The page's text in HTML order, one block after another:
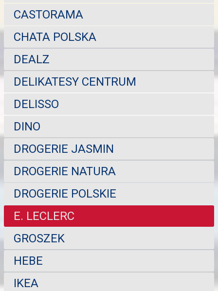
CASTORAMA
CHATA POLSKA
DEALZ
DELIKATESY CENTRUM
DELISSO
DINO
DROGERIE JASMIN
DROGERIE NATURA
DROGERIE POLSKIE
E. LECLERC
GROSZEK
HEBE
IKEA